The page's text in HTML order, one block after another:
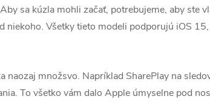
sa kúzla mohli začať, potrebujeme, aby ste
niekoho. Všetky tieto modeli podporujú iOS
naozaj množsvo. Napríklad SharePlay na
To všetko vám dalo Apple úmyselne pod